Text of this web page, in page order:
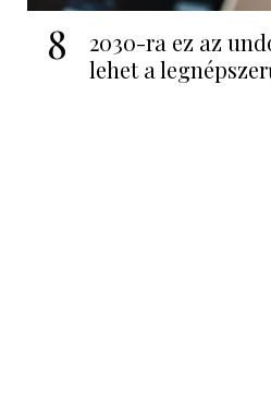
8
2030-ra ez az
lehet a